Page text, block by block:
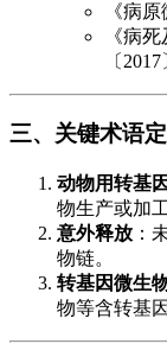
《病
《病
〔
三、关键术语
动物用转基
物生产或加
​意外释放​ ：
物链。
转基因微生
物等含转基